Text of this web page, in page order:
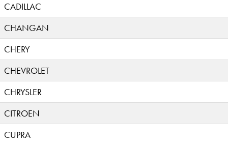
CADILLAC
CHANGAN
CHERY
CHEVROLET
CHRYSLER
CITROEN
CUPRA